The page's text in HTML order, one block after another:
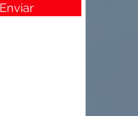
Enviar